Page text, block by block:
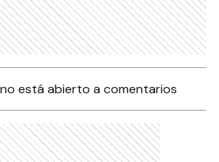
está abierto a comentarios